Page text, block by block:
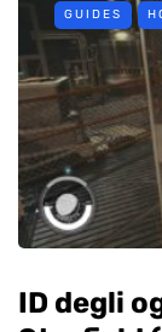
GUIDES
ID degli